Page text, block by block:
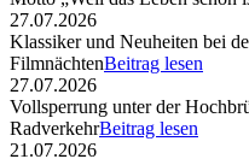
27.07.2026
Klassiker und Neuheiten bei
FilmnächtenBeitrag lesen
27.07.2026
Vollsperrung unter der
RadverkehrBeitrag lesen
21.07.2026